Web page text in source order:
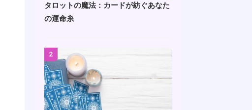
タロットの魔法：カードが紡ぐあなた
の運命糸
2